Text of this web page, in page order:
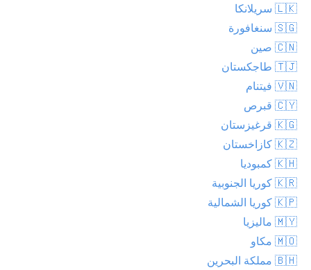
🇱🇰 سريلانكا
🇸🇬 سنغافورة
🇨🇳 صين
🇹🇯 طاجكستان
🇻🇳 فيتنام
🇨🇾 قبرص
🇰🇬 قرغيزستان
🇰🇿 كازاخستان
🇰🇭 كمبوديا
🇰🇷 كوريا الجنوبية
🇰🇵 كوريا الشمالية
🇲🇾 ماليزيا
🇲🇴 مكاو
🇧🇭 مملكة البحرين